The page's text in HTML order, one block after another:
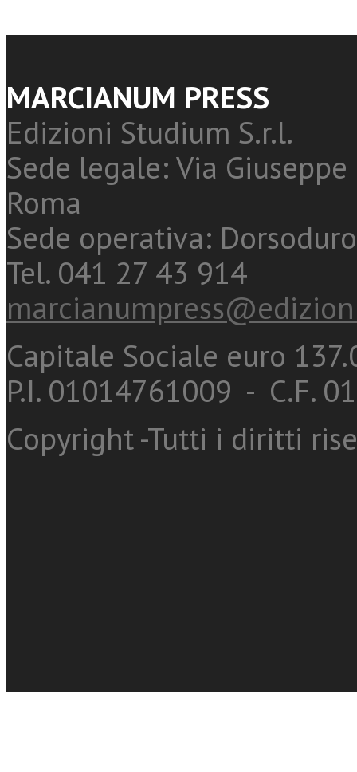
MARCIANUM PRESS
Edizioni Studium S.r.l.
Sede legale: Via
Roma
Sede operativa:
Tel. 041 27 43 914
Capitale Sociale euro
P.I. 01014761009 - C.F.
Copyright -Tutti i diritti